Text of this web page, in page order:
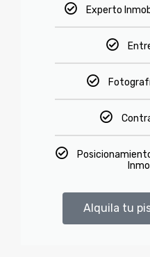
Experto
Alquila tu